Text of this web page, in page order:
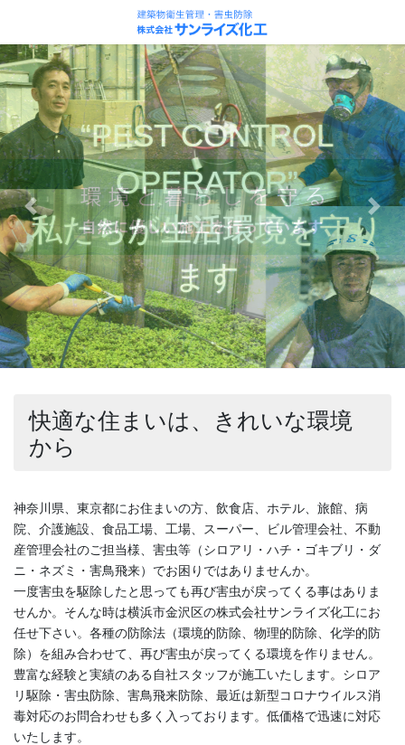
テ
ン
ツ
に
移
動
ゲ
ー
シ
ョ
ン
に
移
動
Previous Next
快適な住まいは、きれいな環境
から
神奈川県、東京都にお住まいの方、飲食店、ホテル、旅館、病
院、介護施設、食品工場、工場、スーパー、ビル管理会社、不動
産管理会社のご担当様、害虫等（シロアリ・ハチ・ゴキブリ・ダ
ニ・ネズミ・害鳥飛来）でお困りではありませんか。
一度害虫を駆除したと思っても再び害虫が戻ってくる事はありま
せんか。そんな時は横浜市金沢区の株式会社サンライズ化工にお
任せ下さい。各種の防除法（環境的防除、物理的防除、化学的防
除）を組み合わせて、再び害虫が戻ってくる環境を作りません。
豊富な経験と実績のある自社スタッフが施工いたします。シロア
リ駆除・害虫防除、害鳥飛来防除、最近は新型コロナウイルス消
毒対応のお問合わせも多く入っております。低価格で迅速に対応
いたします。